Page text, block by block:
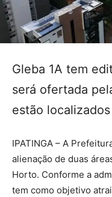
Gleba 1A tem
será ofertada
estão
IPATINGA – A
alienação de duas
Horto. Conforme a
tem como objetivo